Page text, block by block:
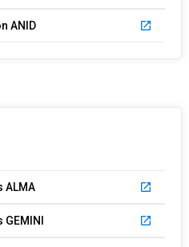
ANID launch
ALMA launch
launch